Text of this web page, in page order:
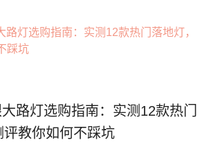
路灯选购指南：实测12款热门
教你如何不踩坑